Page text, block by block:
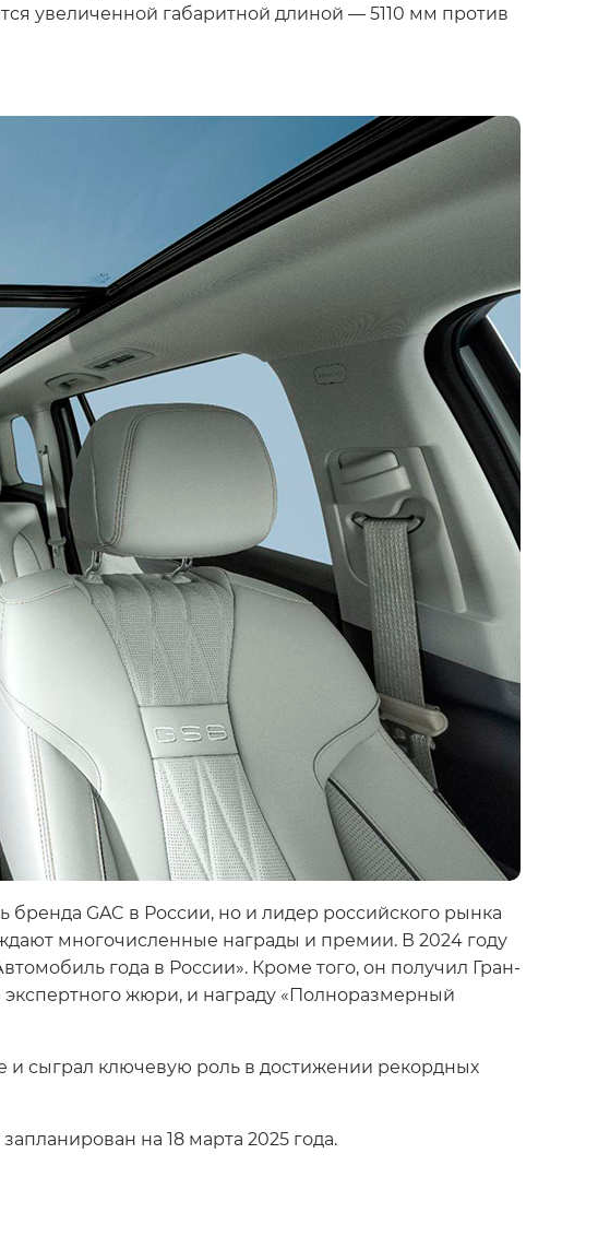
увеличенной габаритной длиной — 5110 мм против
GAC в России, но и лидер российского рынка
многочисленные награды и премии. В 2024 году
года в России». Кроме того, он получил Гран-
жюри, и награду «Полноразмерный
и сыграл ключевую роль в достижении рекордных
на 18 марта 2025 года.